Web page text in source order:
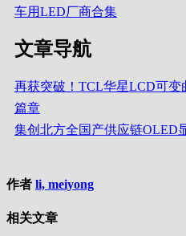
车用LED厂商合集
文章导航
再获突破！TCL华星LCD可
篇章
集创北方全国产供应链OLED
作者 li, meiyong
相关文章